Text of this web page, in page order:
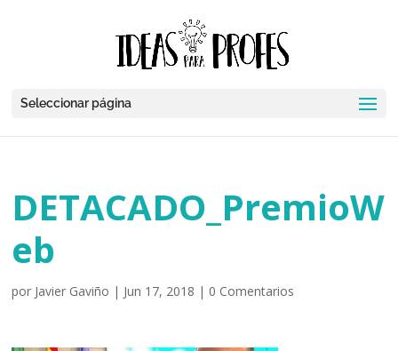
Seleccionar página
DETACADO_PremioW
eb
por Javier Gaviño | Jun 17, 2018 | 0 Comentarios